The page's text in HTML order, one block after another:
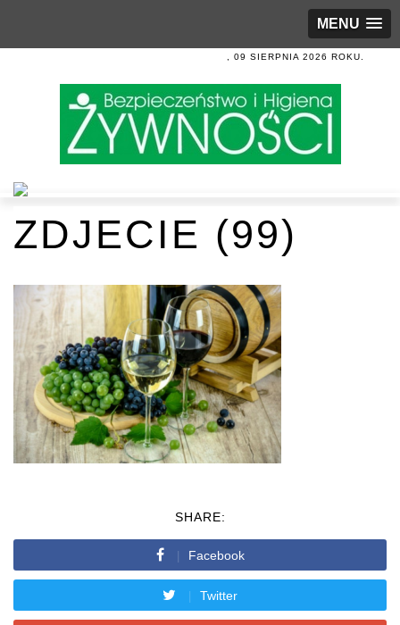
MENU
, 09 SIERPNIA 2026 ROKU.
ZDJECIE (99)
SHARE:
Facebook
Twitter